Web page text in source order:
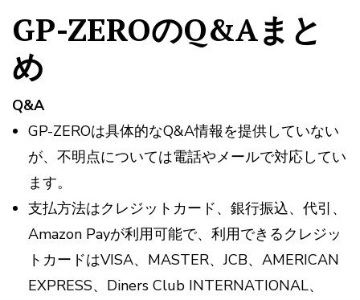
GP-ZEROのQ&Aまと
め
Q&A
GP-ZEROは具体的なQ&A情報を提供していない
が、不明点については電話やメールで対応してい
ます。
支払方法はクレジットカード、銀行振込、代引、
Amazon Payが利用可能で、利用できるクレジッ
トカードはVISA、MASTER、JCB、AMERICAN
EXPRESS、Diners Club INTERNATIONAL、